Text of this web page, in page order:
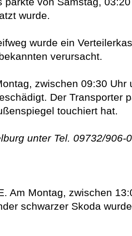
wurde.
wurde ein
verursacht.
zwischen 09:30
Der Transporter
touchiert hat.
unter Tel. 09732/906-
Am Montag, zwischen
schwarzer Skoda